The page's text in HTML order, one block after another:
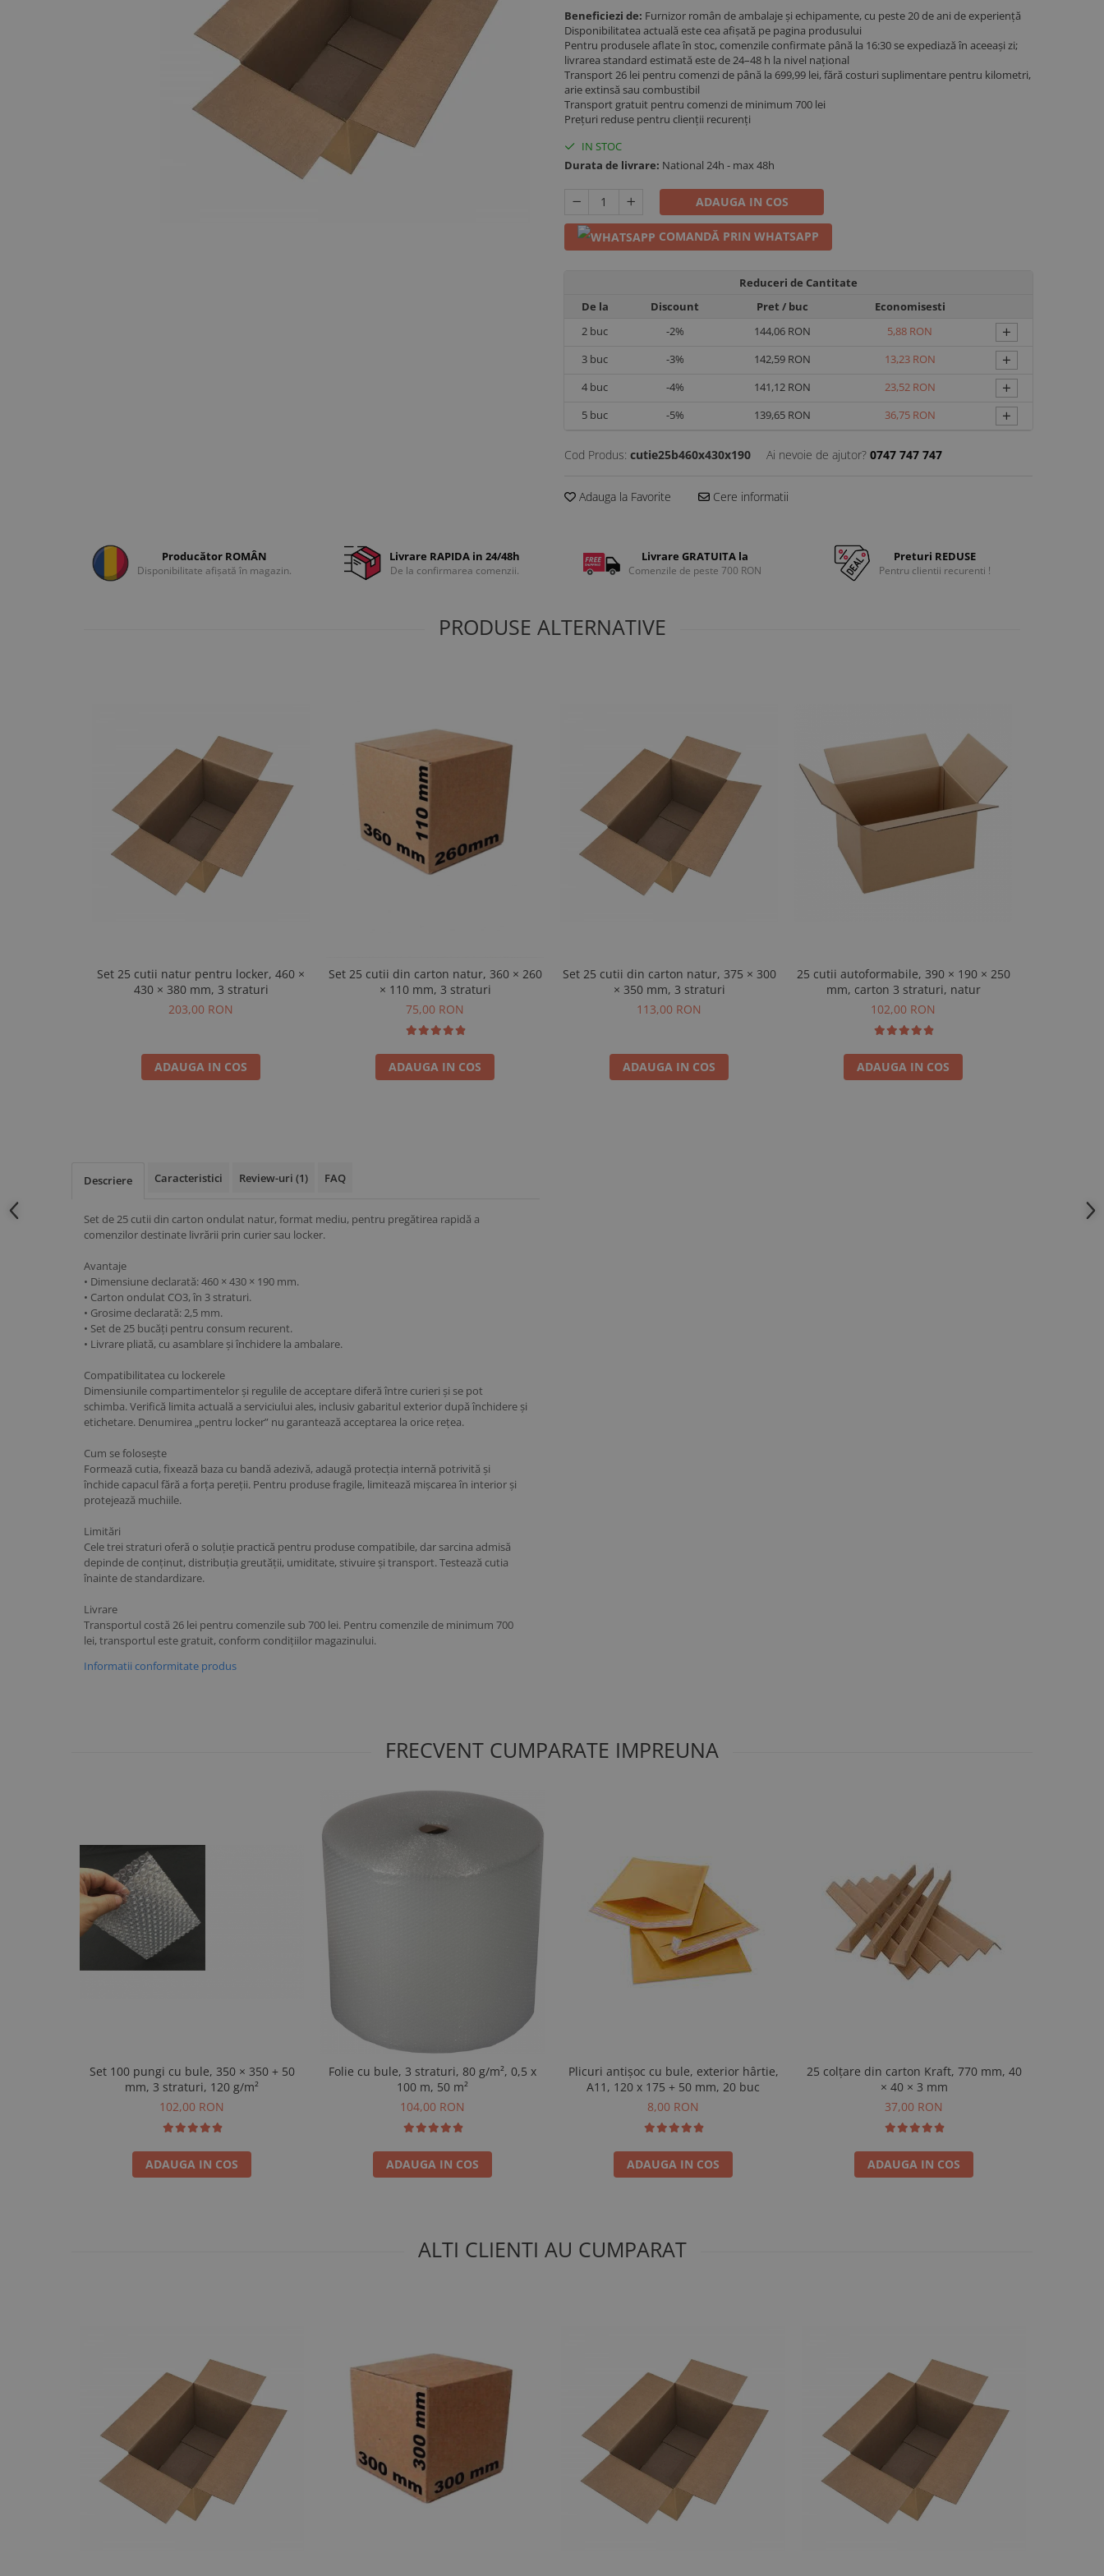
Beneficiezi de: Furnizor român de ambalaje și echipamente, cu peste 20 de ani de experiență
Disponibilitatea actuală este cea afișată pe pagina produsului
Pentru produsele aflate în stoc, comenzile confirmate până la 16:30 se expediază în aceeași zi;
livrarea standard estimată este de 24–48 h la nivel național
Transport 26 lei pentru comenzi de până la 699,99 lei, fără costuri suplimentare pentru kilometri,
arie extinsă sau combustibil
Transport gratuit pentru comenzi de minimum 700 lei
Prețuri reduse pentru clienții recurenți
IN STOC
Durata de livrare: National 24h - max 48h
ADAUGA IN COS
COMANDĂ PRIN WHATSAPP
Reduceri de Cantitate
De la
Discount Pret / buc
Economisesti
2 buc -2% 144,06 RON 5,88 RON +
3 buc -3% 142,59 RON 13,23 RON +
4 buc -4% 141,12 RON 23,52 RON +
5 buc -5% 139,65 RON 36,75 RON +
Cod Produs: cutie25b460x430x190 Ai nevoie de ajutor? 0747 747 747
Adauga la Favorite Cere informatii
Producător ROMÂN
Disponibilitate afișată în magazin.
Livrare RAPIDA in 24/48h
De la confirmarea comenzii.
Livrare GRATUITA la
Comenzile de peste 700 RON
Preturi REDUSE
Pentru clientii recurenti !
PRODUSE ALTERNATIVE
Set 25 cutii natur pentru locker, 460 ×
430 × 380 mm, 3 straturi
203,00 RON
ADAUGA IN COS
Set 25 cutii din carton natur, 360 × 260
× 110 mm, 3 straturi
75,00 RON
ADAUGA IN COS
Set 25 cutii din carton natur, 375 × 300
× 350 mm, 3 straturi
113,00 RON
ADAUGA IN COS
25 cutii autoformabile, 390 × 190 × 250
mm, carton 3 straturi, natur
102,00 RON
ADAUGA IN COS
Descriere Caracteristici Review-uri (1) FAQ
Set de 25 cutii din carton ondulat natur, format mediu, pentru pregătirea rapidă a
comenzilor destinate livrării prin curier sau locker.
Avantaje
• Dimensiune declarată: 460 × 430 × 190 mm.
• Carton ondulat CO3, în 3 straturi.
• Grosime declarată: 2,5 mm.
• Set de 25 bucăți pentru consum recurent.
• Livrare pliată, cu asamblare și închidere la ambalare.
Compatibilitatea cu lockerele
Dimensiunile compartimentelor și regulile de acceptare diferă între curieri și se pot
schimba. Verifică limita actuală a serviciului ales, inclusiv gabaritul exterior după închidere și
etichetare. Denumirea „pentru locker” nu garantează acceptarea la orice rețea.
Cum se folosește
Formează cutia, fixează baza cu bandă adezivă, adaugă protecția internă potrivită și
închide capacul fără a forța pereții. Pentru produse fragile, limitează mișcarea în interior și
protejează muchiile.
Limitări
Cele trei straturi oferă o soluție practică pentru produse compatibile, dar sarcina admisă
depinde de conținut, distribuția greutății, umiditate, stivuire și transport. Testează cutia
înainte de standardizare.
Livrare
Transportul costă 26 lei pentru comenzile sub 700 lei. Pentru comenzile de minimum 700
lei, transportul este gratuit, conform condițiilor magazinului.
Informatii conformitate produs
FRECVENT CUMPARATE IMPREUNA
Set 100 pungi cu bule, 350 × 350 + 50
mm, 3 straturi, 120 g/m²
102,00 RON
ADAUGA IN COS
Folie cu bule, 3 straturi, 80 g/m², 0,5 x
100 m, 50 m²
104,00 RON
ADAUGA IN COS
Plicuri antișoc cu bule, exterior hârtie,
A11, 120 x 175 + 50 mm, 20 buc
8,00 RON
ADAUGA IN COS
25 colțare din carton Kraft, 770 mm, 40
× 40 × 3 mm
37,00 RON
ADAUGA IN COS
ALTI CLIENTI AU CUMPARAT